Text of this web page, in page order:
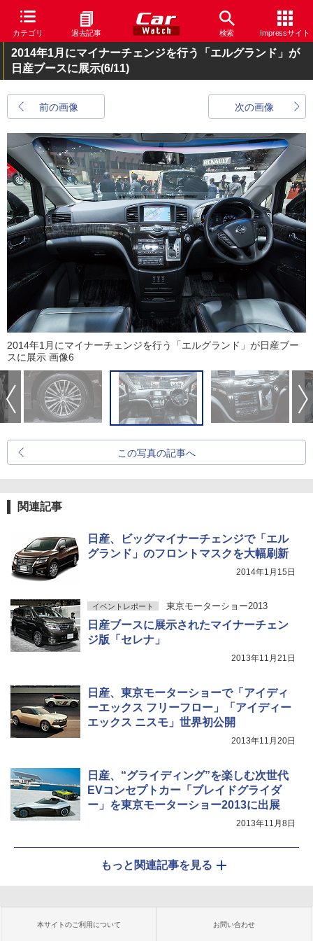
カテゴリ 過去記事 検索 Impressサイト
2014年1月にマイナーチェンジを行う「エルグランド」が
日産ブースに展示(6/11)
前の画像 次の画像
2014年1月にマイナーチェンジを行う「エルグランド」が日産ブー
スに展示 画像6
この写真の記事へ
関連記事
日産、ビッグマイナーチェンジで「エル
グランド」のフロントマスクを大幅刷新
2014年1月15日
イベントレポート 東京モーターショー2013
日産ブースに展示されたマイナーチェン
ジ版「セレナ」
2013年11月21日
日産、東京モーターショーで「アイディ
ーエックス フリーフロー」「アイディー
エックス ニスモ」世界初公開
2013年11月20日
日産、“グライディング”を楽しむ次世代
EVコンセプトカー「ブレイドグライダ
ー」を東京モーターショー2013に出展
2013年11月8日
もっと関連記事を見る
本サイトのご利用について お問い合わせ